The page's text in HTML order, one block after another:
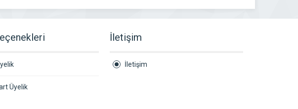
Üyelik
İletişim
İletişim